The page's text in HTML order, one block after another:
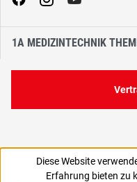
1A MEDIZINTECHNIK
Diese Website
Erfahrung bieten zu